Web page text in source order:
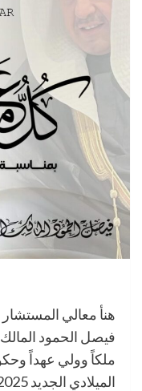
هنأ معالي المستشار
فيصل الحمود المالك
ملكاً وولي عهداً